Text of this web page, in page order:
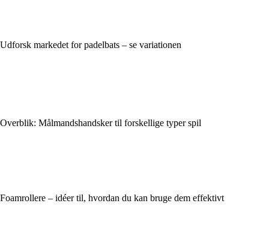
Udforsk markedet for padelbats – se variationen
Overblik: Målmandshandsker til forskellige typer spil
Foamrollere – idéer til, hvordan du kan bruge dem effektivt